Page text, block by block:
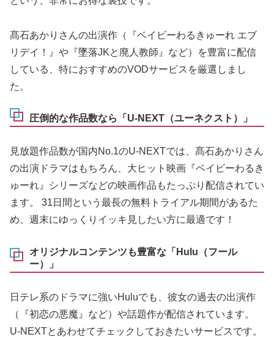
髙石あかりさんの出演作（『ベイビーわるきゅーれ エブ
リデイ！』や『墜落JKと廃人教師』など）を豊富に配信
している、特におすすめのVODサービスを厳選しまし
た。
圧倒的な作品数なら「U-NEXT（ユーネクスト）」
見放題作品数が国内No.1のU-NEXTでは、髙石あかりさん
の出演ドラマはもちろん、大ヒット映画『ベイビーわるき
ゅーれ』シリーズなどの映画作品もたっぷり配信されてい
ます。 31日間という最長の無料トライアル期間があるた
め、週末にゆっくりイッキ見したい方に最適です！
オリジナルコンテンツも豊富な「Hulu（フール
ー）」
日テレ系のドラマに強いHuluでも、彼女の過去の出演作
（『初恋の悪魔』など）や話題作が配信されています。
U-NEXTとあわせてチェックしておきたいサービスです。